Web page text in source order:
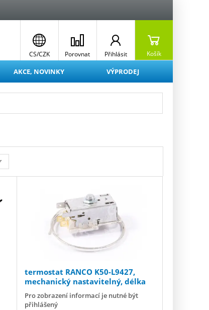
CS/CZK Porovnat Přihlásit Košík
AKCE, NOVINKY VÝPRODEJ
termostat RANCO K50-L9427,
mechanický nastavitelný, délka
kapiláry 420 mm
Pro zobrazení informací je nutné být
přihlášený